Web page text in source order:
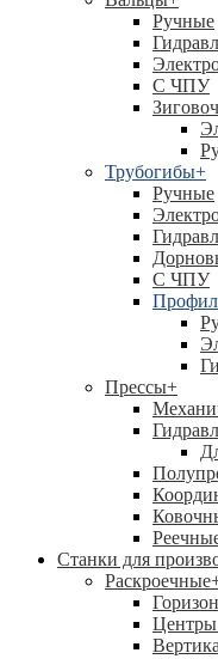
Ручные
С ЧПУ
Трубогибы+
Ручные
С ЧПУ
Прессы+
Станки для
Раскроечные